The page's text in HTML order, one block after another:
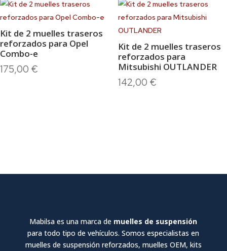
Kit de 2 muelles traseros
reforzados para Opel
Combo-e
175,00 €
Kit de 2 muelles traseros
reforzados para
Mitsubishi OUTLANDER
142,00 €
Mabilsa es una marca de muelles de suspensión
para todo tipo de vehículos. Somos especialistas en
muelles de suspensión reforzados, muelles OEM, kits